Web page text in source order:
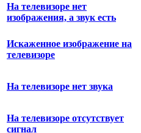
На телевизоре нет
изображения, а звук есть
Искаженное изображение на
телевизоре
На телевизоре нет звука
На телевизоре отсутствует
сигнал